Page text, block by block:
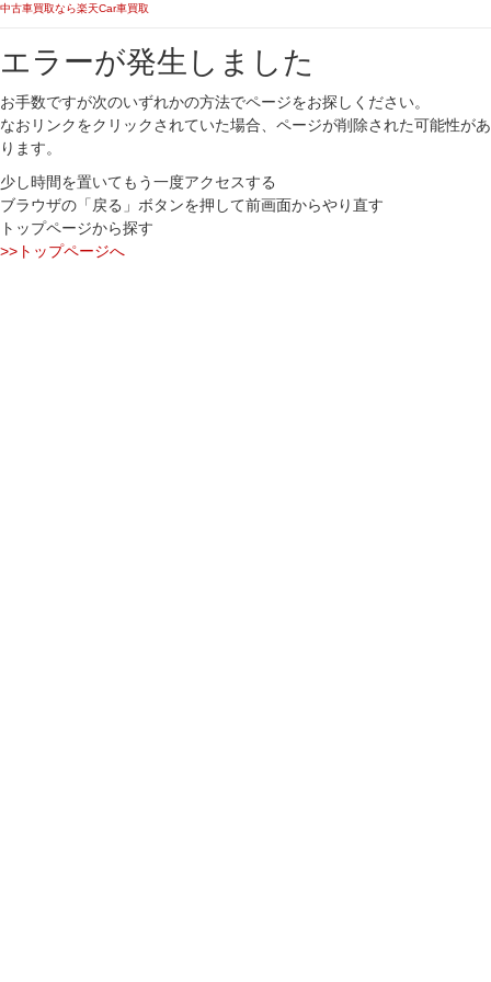
中古車買取なら楽天Car車買取
エラーが発生しました
お手数ですが次のいずれかの方法でページをお探しください。
なおリンクをクリックされていた場合、ページが削除された可能性があ
ります。
少し時間を置いてもう一度アクセスする
ブラウザの「戻る」ボタンを押して前画面からやり直す
トップページから探す
>>トップページへ